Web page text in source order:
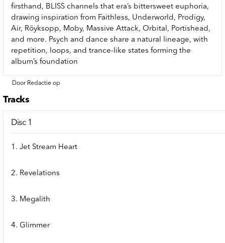
firsthand, BLISS channels that era’s bittersweet euphoria,
drawing inspiration from Faithless, Underworld, Prodigy,
Air, Röyksopp, Moby, Massive Attack, Orbital, Portishead,
and more. Psych and dance share a natural lineage, with
repetition, loops, and trance-like states forming the
album’s foundation
Door Redactie op
Tracks
Disc 1
1. Jet Stream Heart
2. Revelations
3. Megalith
4. Glimmer